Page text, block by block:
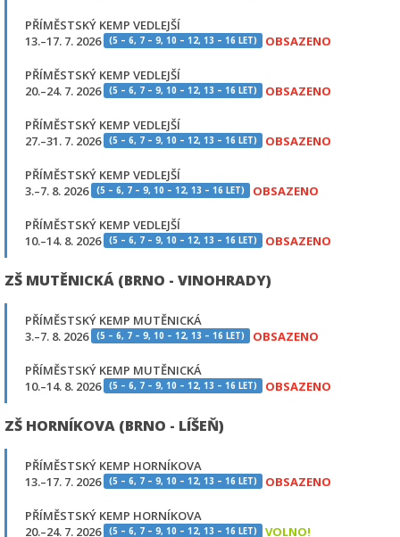
PŘÍMĚSTSKÝ KEMP VEDLEJŠÍ
13.–17. 7. 2026
(5 – 6, 7 – 9, 10 – 12, 13 – 16 LET) OBSAZENO
PŘÍMĚSTSKÝ KEMP VEDLEJŠÍ
20.–24. 7. 2026
(5 – 6, 7 – 9, 10 – 12, 13 – 16 LET) OBSAZENO
PŘÍMĚSTSKÝ KEMP VEDLEJŠÍ
27.–31. 7. 2026
(5 – 6, 7 – 9, 10 – 12, 13 – 16 LET) OBSAZENO
PŘÍMĚSTSKÝ KEMP VEDLEJŠÍ
3.–7. 8. 2026
(5 – 6, 7 – 9, 10 – 12, 13 – 16 LET) OBSAZENO
PŘÍMĚSTSKÝ KEMP VEDLEJŠÍ
10.–14. 8. 2026
(5 – 6, 7 – 9, 10 – 12, 13 – 16 LET) OBSAZENO
ZŠ MUTĚNICKÁ (BRNO - VINOHRADY)
PŘÍMĚSTSKÝ KEMP MUTĚNICKÁ
3.–7. 8. 2026
(5 – 6, 7 – 9, 10 – 12, 13 – 16 LET) OBSAZENO
PŘÍMĚSTSKÝ KEMP MUTĚNICKÁ
10.–14. 8. 2026
(5 – 6, 7 – 9, 10 – 12, 13 – 16 LET) OBSAZENO
ZŠ HORNÍKOVA (BRNO - LÍŠEŇ)
PŘÍMĚSTSKÝ KEMP HORNÍKOVA
13.–17. 7. 2026
(5 – 6, 7 – 9, 10 – 12, 13 – 16 LET) OBSAZENO
PŘÍMĚSTSKÝ KEMP HORNÍKOVA
20.–24. 7. 2026
(5 – 6, 7 – 9, 10 – 12, 13 – 16 LET) VOLNO!